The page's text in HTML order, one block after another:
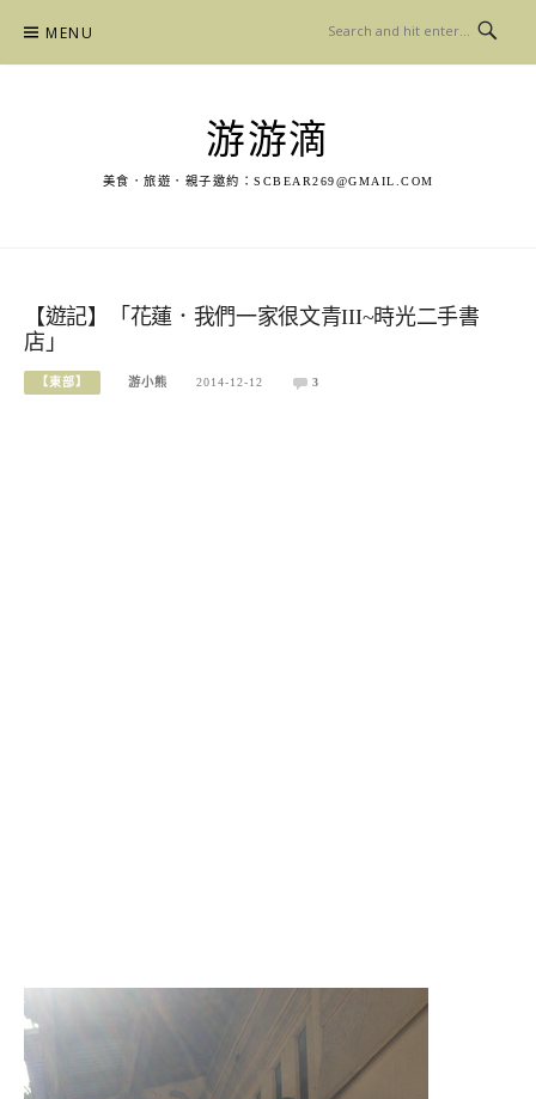
content
MENU
游游滴
美食．旅遊．親子邀約： SCBEAR269@GMAIL.COM
【遊記】「花蓮．我們一家很文青III~時光二手書
店」
【東部】 游小熊 2014-12-12 3